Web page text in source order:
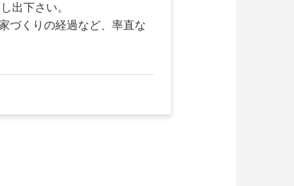
出下さい。
づくりの経過など、率直な